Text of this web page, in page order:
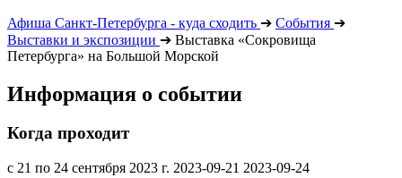
Афиша Санкт-Петербурга - куда сходить ➔ События ➔
Выставки и экспозиции ➔ Выставка «Сокровища
Петербурга» на Большой Морской
Информация о событии
Когда проходит
с 21 по 24 сентября 2023 г. 2023-09-21 2023-09-24